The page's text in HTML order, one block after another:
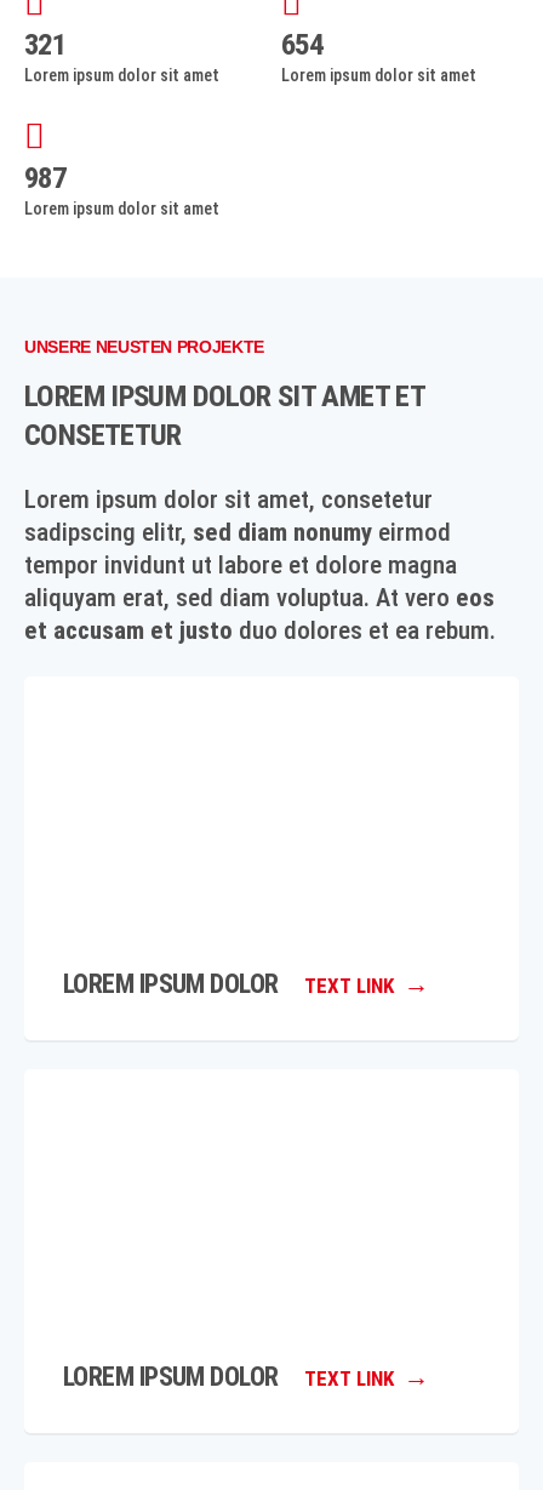
321
Lorem ipsum dolor sit amet
654
Lorem ipsum dolor sit amet
987
Lorem ipsum dolor sit amet
UNSERE NEUSTEN PROJEKTE
LOREM IPSUM DOLOR SIT AMET ET
CONSETETUR
Lorem ipsum dolor sit amet, consetetur
sadipscing elitr, sed diam nonumy eirmod
tempor invidunt ut labore et dolore magna
aliquyam erat, sed diam voluptua. At vero eos
et accusam et justo duo dolores et ea rebum.
LOREM IPSUM DOLOR TEXT LINK
LOREM IPSUM DOLOR TEXT LINK